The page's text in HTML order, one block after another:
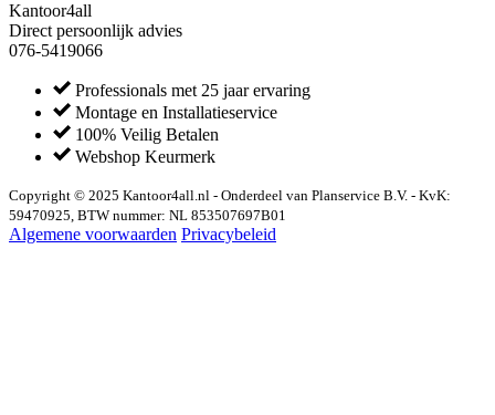
Kantoor4all
Direct persoonlijk advies
076-5419066
Professionals met 25 jaar ervaring
Montage en Installatieservice
100% Veilig Betalen
Webshop Keurmerk
Copyright © 2025 Kantoor4all.nl - Onderdeel van Planservice B.V. - KvK:
59470925, BTW nummer: NL 853507697B01
Algemene voorwaarden Privacybeleid